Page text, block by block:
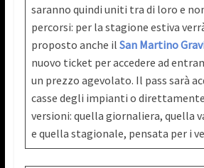
saranno quindi uniti tra di loro e
percorsi: per la stagione estiva
proposto anche il San Martino
nuovo ticket per accedere ad
un prezzo agevolato. Il pass sarà
casse degli impianti o
versioni: quella giornaliera, quella
e quella stagionale, pensata per i